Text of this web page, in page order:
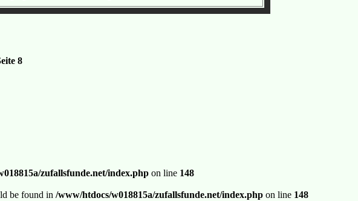
8
zufallsfunde.net/index.php on line 148
be found in /www/htdocs/w018815a/zufallsfunde.net/index.php on line 148